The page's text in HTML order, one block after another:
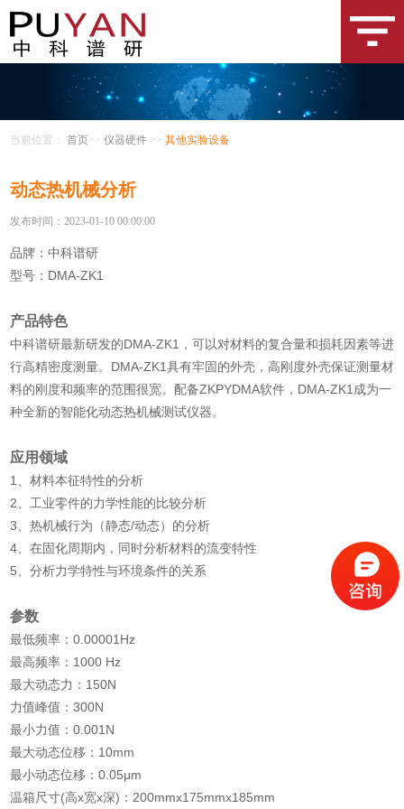
当前位置： 首页>> 仪器硬件>> 其他实验设备
动态热机械分析
发布时间：2023-01-10 00:00:00
品牌：中科谱研
型号：DMA-ZK1
产品特色
中科谱研最新研发的DMA-ZK1，可以对材料的复合量和损耗因素等进
行高精密度测量。DMA-ZK1具有牢固的外壳，高刚度外壳保证测量材
料的刚度和频率的范围很宽。配备ZKPYDMA软件，DMA-ZK1成为一
种全新的智能化动态热机械测试仪器。
应用领域
1、材料本征特性的分析
2、工业零件的力学性能的比较分析
3、热机械行为（静态/动态）的分析
4、在固化周期内，同时分析材料的流变特性
5、分析力学特性与环境条件的关系
参数
最低频率：0.00001Hz
最高频率：1000 Hz
最大动态力：150N
力值峰值：300N
最小力值：0.001N
最大动态位移：10mm
最小动态位移：0.05μm
温箱尺寸(高x宽x深)：200mmx175mmx185mm